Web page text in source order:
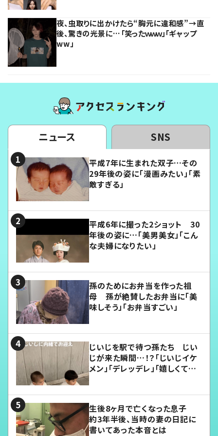
夜、虫取りに出かけたら“胸元に違和感”→直
後、驚きの光景に…「笑ったｗｗｗ」「ギャップ
ww」
ニュース SNS
平成7年に生まれた双子…その
29年後の姿に「漫画みたい」「素
敵すぎる」
平成6年に撮った2ショット 30
年後の姿に…「美男美女」「こん
な夫婦になりたい」
孫のためにお弁当を作った祖
母 孫が絶賛したお弁当に「美
味しそう」「お弁当すごい」
じいじを駅で待つ孫たち じい
じが来た瞬間…！？「じいじイケ
メン」「デレッデレ」「嬉しくて可
生後8ヶ月で亡くなった息子
約3年半後、当時の妻の日記に
書いてあった本音とは